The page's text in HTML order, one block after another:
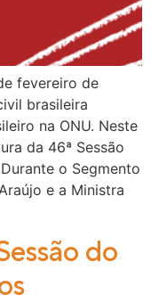
fevereiro de
brasileira
na ONU. Neste
da 46ª Sessão
o Segmento
e a Ministra
do